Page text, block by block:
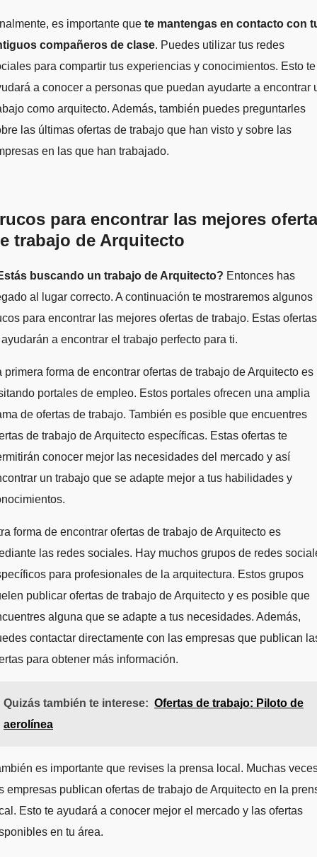
es importante que te mantengas en contacto con
compañeros de clase. Puedes utilizar tus redes
para compartir tus experiencias y conocimientos. Esto te
a conocer a personas que puedan ayudarte a encontrar
como arquitecto. Además, también puedes preguntarles
las últimas ofertas de trabajo que han visto y sobre las
en las que han trabajado.
para encontrar las mejores
trabajo de Arquitecto
buscando un trabajo de Arquitecto? Entonces has
al lugar correcto. A continuación te mostraremos algunos
para encontrar las mejores ofertas de trabajo. Estas ofertas
a encontrar el trabajo perfecto para ti.
primera forma de encontrar ofertas de trabajo de Arquitecto es
portales de empleo. Estos portales ofrecen una amplia
de ofertas de trabajo. También es posible que encuentres
de trabajo de Arquitecto específicas. Estas ofertas te
conocer mejor las necesidades del mercado y así
un trabajo que se adapte mejor a tus habilidades y
forma de encontrar ofertas de trabajo de Arquitecto es
las redes sociales. Hay muchos grupos de redes
para profesionales de la arquitectura. Estos grupos
publicar ofertas de trabajo de Arquitecto y es posible que
alguna que se adapte a tus necesidades. Además,
contactar directamente con las empresas que publican
para obtener más información.
Quizás también te interese: Ofertas de trabajo: Piloto de
aerolínea
es importante que revises la prensa local. Muchas
empresas publican ofertas de trabajo de Arquitecto en la
Esto te ayudará a conocer mejor el mercado y las ofertas
en tu área.